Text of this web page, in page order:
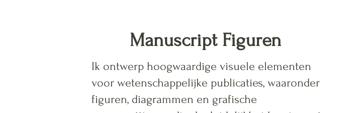
Manuscript Figuren
Ik ontwerp hoogwaardige visuele elementen
voor wetenschappelijke publicaties, waaronder
figuren, diagrammen en grafische